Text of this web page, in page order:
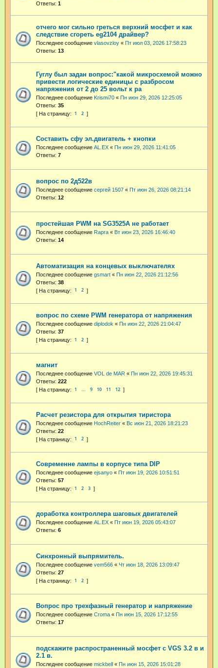
Ответы: 1
отчего мог сильно греться верхний мосфет и как
следствие сгореть eg2104 драйвер?
Последнее сообщение vlasovzloy « Пт июл 03, 2026 17:58:23
Ответы: 13
Гуглу был задан вопрос:"какой микросхемой можно
привести логические единицы с разбросом
напряжения от 2 до 25 вольт к ра
Последнее сообщение Krismi70 « Пн июн 29, 2026 12:25:05
Ответы: 35
1 2
Составить сфу эл.двигатель + кнопки
Последнее сообщение AL.EX « Пн июн 29, 2026 11:41:05
Ответы: 7
вопрос по 2д522в
Последнее сообщение сергей 1507 « Пт июн 26, 2026 08:21:14
Ответы: 12
простейшая PWM на SG3525A не работает
Последнее сообщение Rapra « Вт июн 23, 2026 16:46:40
Ответы: 14
Автоматизация на концевых выключателях
Последнее сообщение gsmart « Пн июн 22, 2026 21:12:56
Ответы: 38
1 2
вопрос по схеме PWM генератора от напряжения
Последнее сообщение diplodok « Пн июн 22, 2026 21:04:47
Ответы: 37
1 2
магнит
Последнее сообщение VOL de MAR « Пн июн 22, 2026 19:45:31
Ответы: 222
1 … 9 10 11 12
Расчет резистора для открытия тиристора
Последнее сообщение HochReiter « Вс июн 21, 2026 18:21:23
Ответы: 22
1 2
Современне лампы в корпусе типа DIP
Последнее сообщение ejsanyo « Пт июн 19, 2026 10:51:51
Ответы: 57
1 2 3
доработка контроллера шаговых двигателей
Последнее сообщение AL.EX « Пт июн 19, 2026 05:43:07
Ответы: 6
Синхронный выпрямитель.
Последнее сообщение vem566 « Чт июн 18, 2026 13:09:47
Ответы: 27
1 2
Вопрос про трехфазный генератор и напряжение
Последнее сообщение Croma « Пн июн 15, 2026 17:12:55
Ответы: 17
подскажите распространенный мосфет с VGS 3.2 в и
2.1 в.
Последнее сообщение mickbell « Пн июн 15, 2026 15:01:28